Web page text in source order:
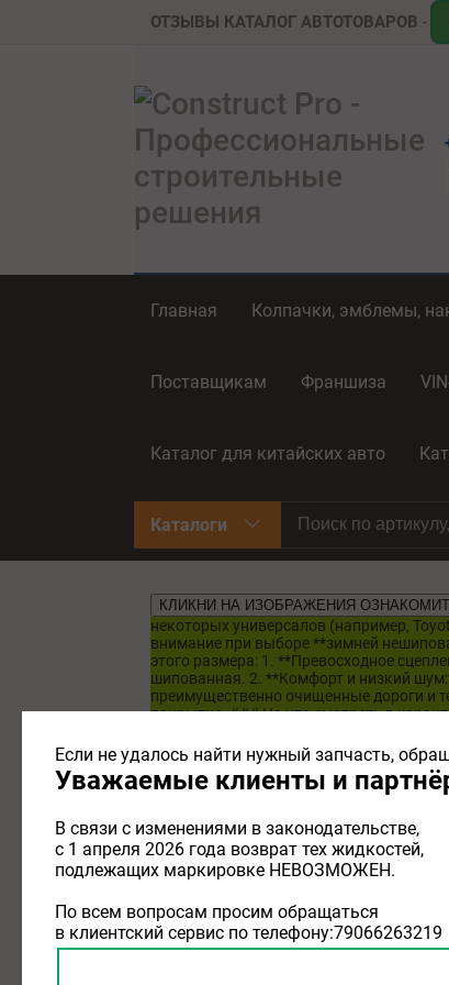
ОТЗЫВЫ КАТАЛОГ АВТОТОВАРОВ
Главная Колпачки, эмблемы,
Поставщикам Франшиза
Каталог для китайских авто
Каталоги
КЛИКНИ НА ИЗОБРАЖЕНИЯ
некоторых универсалов (например,
внимание при выборе **зимней
этого размера: 1. **Превосходное
шипованная. 2. **Комфорт и низкий
преимущественно очищенные дороги и
покрытие. ### На что смотреть в
Snowflake):** **Обязательно!** Это
всесезонкой. * **Бренд и модель:** От
сезоне (2024-2025) одними из лучших в
надежность. **Высокий средний класс
**Pirelli Ice Zero 2** — хорошее сцепление
GSi-7 (или новая GSi-8)** — японское
хороший бюджетный вариант от
Continental. * **Cordiant Snow Cross** —
шин.** 2. **Обращайте внимание на дату
**Учитывайте стоимость шиномонтажа
Если не удалось найти нужный запчасть,
Уважаемые клиенты и
В связи с изменениями в законодательстве,
с 1 апреля 2026 года возврат тех жидкостей,
подлежащих маркировке НЕВОЗМОЖЕН.
По всем вопросам просим обращаться
в клиентский сервис по телефону:79066263219